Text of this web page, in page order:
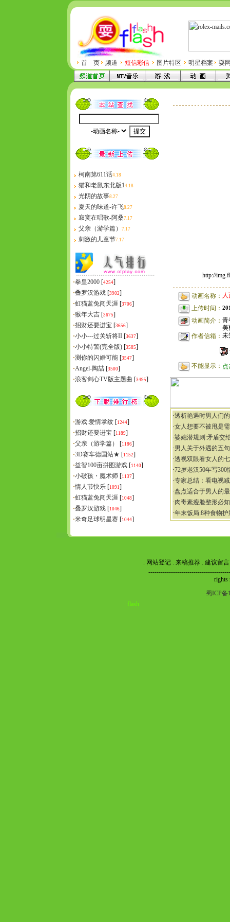
首 页 频道 短信彩信 图片特区 明星档案 耍
柯南第611话4.18
猫和老鼠东北版14.18
光阴的故事8.27
夏天的味道-许飞8.27
寂寞在唱歌-阿桑7.17
父亲（游学篇） 7.17
刺激的儿童节7.17
·拳皇2000 [4254]
·叠罗汉游戏 [3902]
·虹猫蓝兔闯天涯 [3706]
·猴年大吉 [3675]
·招财还要进宝 [3656]
·小小---过关斩将II [3637]
·小小特警(完全版) [3585]
·测你的闪婚可能 [3547]
·Angel-陶喆 [3500]
·浪客剑心TV版主题曲 [3495]
·游戏:爱情掌纹 [1244]
·招财还要进宝 [1189]
·父亲（游学篇） [1186]
·3D赛车德国站★ [1152]
·益智100亩拼图游戏 [1140]
·小破孩・魔术师 [1137]
·情人节快乐 [1091]
·虹猫蓝兔闯天涯 [1048]
·叠罗汉游戏 [1046]
·米奇足球明星赛 [1044]
http://
动画名称：
上传时间：
动画简介： 青
作者信箱： 未
不能显示：
·透析艳遇时男人们
·女人想要不被甩是
·婆媳潜规则:矛盾交
·男人关于外遇的五
·透视双眼看女人的
·72岁老汉50年写300
·专家总结：看电视
·盘点适合于男人的
·肉毒素瘦脸整形必
·年末饭局:8种食物
. 网站登记 . 来稿推荐 . 建议留言
rights
蜀ICP备
flash